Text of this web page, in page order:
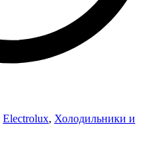
Electrolux, Холодильники и